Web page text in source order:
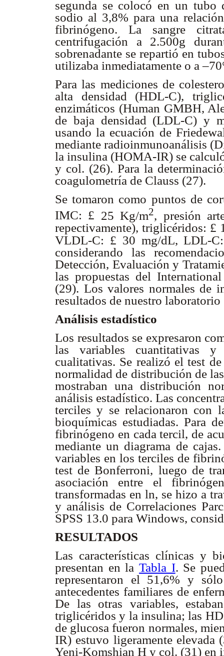
segunda se colocó en un
sodio al 3,8% para una
fibrinógeno. La sangre
centrifugación a 2.500g
sobrenadante se repartió en
utilizaba inmediatamente o a
Para las mediciones de
alta densidad (HDL-C),
enzimáticos (Human GMBH,
de baja densidad (LDL-C) y
usando la ecuación de
mediante radioinmunoanálisis
la insulina (HOMA-IR) se
y col. (26). Para la
coagulometría de Clauss (27).
Se tomaron como puntos de
IMC: £ 25 Kg/m2, presión
repectivamente), triglicéridos: £
VLDL-C: £ 30 mg/dL, LDL-
considerando las
Detección, Evaluación y
las propuestas del
(29). Los valores normales de
resultados de nuestro
Análisis estadístico
Los resultados se expresaron
las variables cuantitativas y
cualitativas. Se realizó el test
normalidad de distribución de
mostraban una distribución
análisis estadístico. Las
terciles y se relacionaron con
bioquímicas estudiadas. Para
fibrinógeno en cada tercil, de
mediante un diagrama de
variables en los terciles de
test de Bonferroni, luego de
asociación entre el
transformadas en ln, se hizo a
y análisis de Correlaciones
SPSS 13.0 para Windows,
RESULTADOS
Las características clínicas y
presentan en la Tabla I. Se
representaron el 51,6% y
antecedentes familiares de
De las otras variables,
triglicéridos y la insulina; las
de glucosa fueron normales,
IR) estuvo ligeramente elevada
Yeni-Komshian H y col. (31) en